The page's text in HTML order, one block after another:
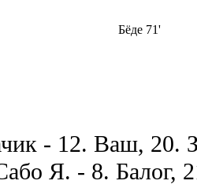
Бёде 71'
- 12. Ваш, 20.
Я. - 8. Балог,